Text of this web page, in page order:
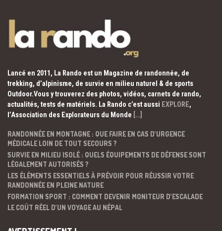
Lancé en 2011, La Rando est un Magazine de randonnée, de
trekking, d’alpinisme, de survie en milieu naturel & de sports
Outdoor.Vous y trouverez des photos, vidéos, carnets de rando,
actualités, tests de matériels. La Rando c’est aussi EXPLORE,
l’Association des Explorateurs du Monde […]
RANDONNÉE EN MONTAGNE : QUE FAIRE EN CAS D’URGENCE
MÉDICALE LOIN DE TOUT SECOURS ?
SURVIE EN MILIEU ISOLÉ : QUELS ÉQUIPEMENTS DE DÉFENSE SONT
LÉGALEMENT AUTORISÉS ?
LES ÉLÉMENTS ESSENTIELS À PRÉVOIR POUR RÉUSSIR VOTRE
RANDONNÉE EN PLEINE NATURE
FORMATION SPORT : COMMENT DEVENIR MONITEUR D’ESCALADE
LE COÛT RÉEL D’UN VOYAGE AU NÉPAL